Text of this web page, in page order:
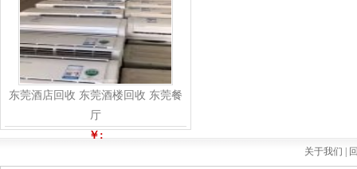
东莞酒店回收 东莞酒楼回收 东莞餐
厅
￥:
关于我们 |